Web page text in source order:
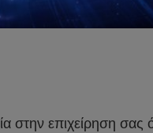
στην επιχείρηση